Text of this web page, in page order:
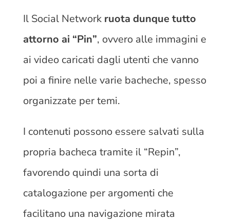
Il Social Network ruota dunque tutto
attorno ai “Pin”, ovvero alle immagini e
ai video caricati dagli utenti che vanno
poi a finire nelle varie bacheche, spesso
organizzate per temi.
I contenuti possono essere salvati sulla
propria bacheca tramite il “Repin”,
favorendo quindi una sorta di
catalogazione per argomenti che
facilitano una navigazione mirata